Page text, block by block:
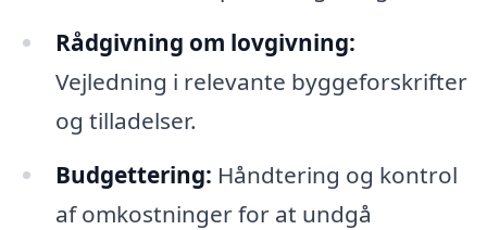
Rådgivning om lovgivning:
Vejledning i relevante byggeforskrifter
og tilladelser.
Budgettering: Håndtering og kontrol
af omkostninger for at undgå